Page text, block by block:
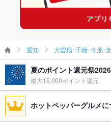
お子様連れ お子様連れOK
ウェディン
備考
愛知 大曽根･千種･今池･
夏のポイント還元祭2026
最大15,000ポイント還元
ホットペッパーグルメに